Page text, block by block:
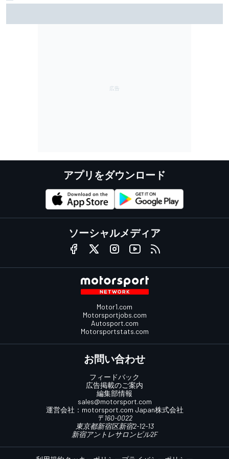
やすい環境に？
アプリをダウンロード
ソーシャルメディア
Motor1.com
Motorsportjobs.com
Autosport.com
Motorsportstats.com
お問い合わせ
フィードバック
広告掲載のご案内
編集部情報
sales@motorsport.com
運営会社： motorsport.com Japan株式会社
〒160-0022
東京都新宿区新宿2-12-13
新宿アントレサロンビル2F